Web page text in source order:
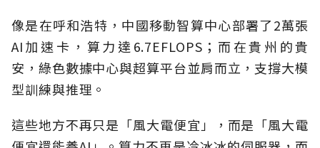
像是在呼和浩特，中國移動智算中心部署了2萬張
AI加速卡，算力達6.7EFLOPS；而在貴州的貴
安，綠色數據中心與超算平台並肩而立，支撐大模
型訓練與推理。
這些地方不再只是「風大電便宜」，而是「風大電